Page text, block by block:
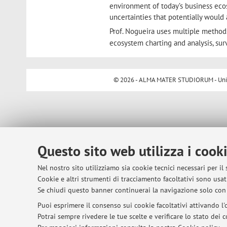
Questo sito web utilizza i
Nel nostro sito utilizziamo sia cookie tecnici necessari per
Cookie e altri strumenti di tracciamento facoltativi sono
Se chiudi questo banner continuerai la navigazione solo
Puoi esprimere il consenso sui cookie facoltativi attivando
Potrai sempre rivedere le tue scelte e verificare lo stato dei
environment of today’s business
uncertainties that potentially
Prof. Nogueira uses multiple
ecosystem charting and analysis,
© 2026 - ALMA MATER STUDIORUM -